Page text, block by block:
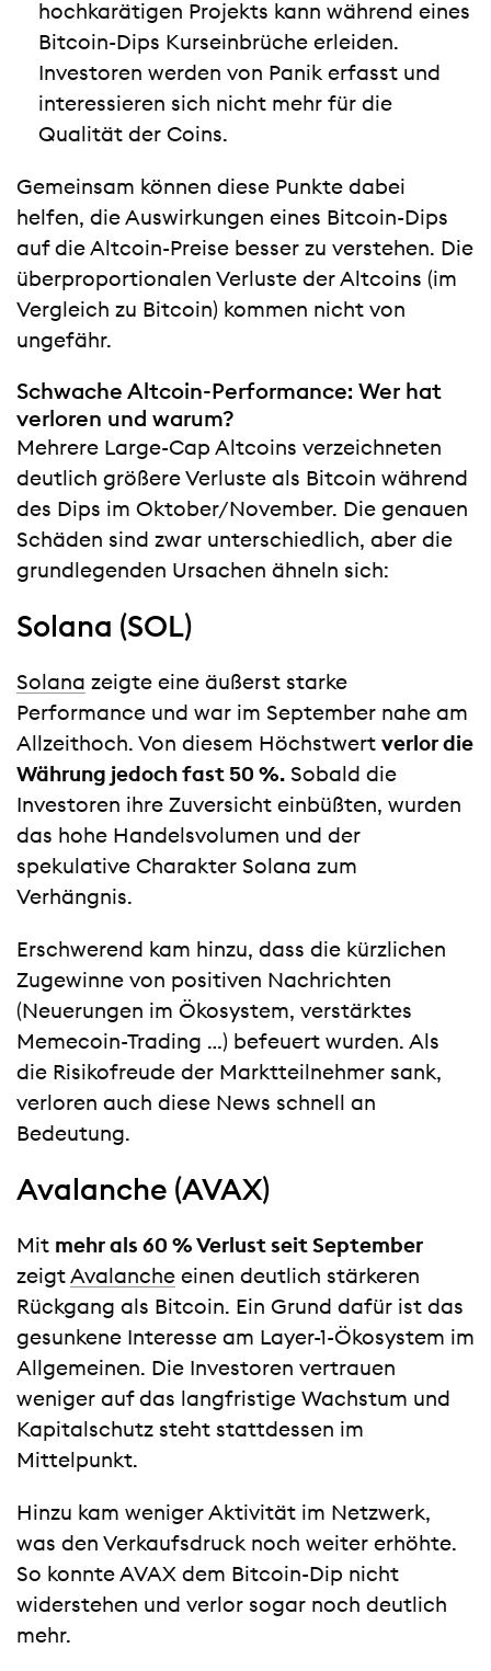
hochkarätigen Projekts kann während eines
Bitcoin-Dips Kurseinbrüche erleiden.
Investoren werden von Panik erfasst und
interessieren sich nicht mehr für die
Qualität der Coins.
Gemeinsam können diese Punkte dabei
helfen, die Auswirkungen eines Bitcoin-Dips
auf die Altcoin-Preise besser zu verstehen. Die
überproportionalen Verluste der Altcoins (im
Vergleich zu Bitcoin) kommen nicht von
ungefähr.
Schwache Altcoin-Performance: Wer hat
verloren und warum?
Mehrere Large-Cap Altcoins verzeichneten
deutlich größere Verluste als Bitcoin während
des Dips im Oktober/November. Die genauen
Schäden sind zwar unterschiedlich, aber die
grundlegenden Ursachen ähneln sich:
Solana (SOL)
Solana zeigte eine äußerst starke
Performance und war im September nahe am
Allzeithoch. Von diesem Höchstwert verlor die
Währung jedoch fast 50 %. Sobald die
Investoren ihre Zuversicht einbüßten, wurden
das hohe Handelsvolumen und der
spekulative Charakter Solana zum
Verhängnis.
Erschwerend kam hinzu, dass die kürzlichen
Zugewinne von positiven Nachrichten
(Neuerungen im Ökosystem, verstärktes
Memecoin-Trading …) befeuert wurden. Als
die Risikofreude der Marktteilnehmer sank,
verloren auch diese News schnell an
Bedeutung.
Avalanche (AVAX)
Mit mehr als 60 % Verlust seit September
zeigt Avalanche einen deutlich stärkeren
Rückgang als Bitcoin. Ein Grund dafür ist das
gesunkene Interesse am Layer-1-Ökosystem im
Allgemeinen. Die Investoren vertrauen
weniger auf das langfristige Wachstum und
Kapitalschutz steht stattdessen im
Mittelpunkt.
Hinzu kam weniger Aktivität im Netzwerk,
was den Verkaufsdruck noch weiter erhöhte.
So konnte AVAX dem Bitcoin-Dip nicht
widerstehen und verlor sogar noch deutlich
mehr.